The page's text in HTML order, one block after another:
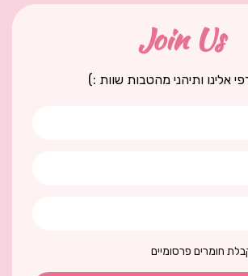
Join Us
אלינו ותיהני מהטבות שוות :)
חומרים פרסומיים